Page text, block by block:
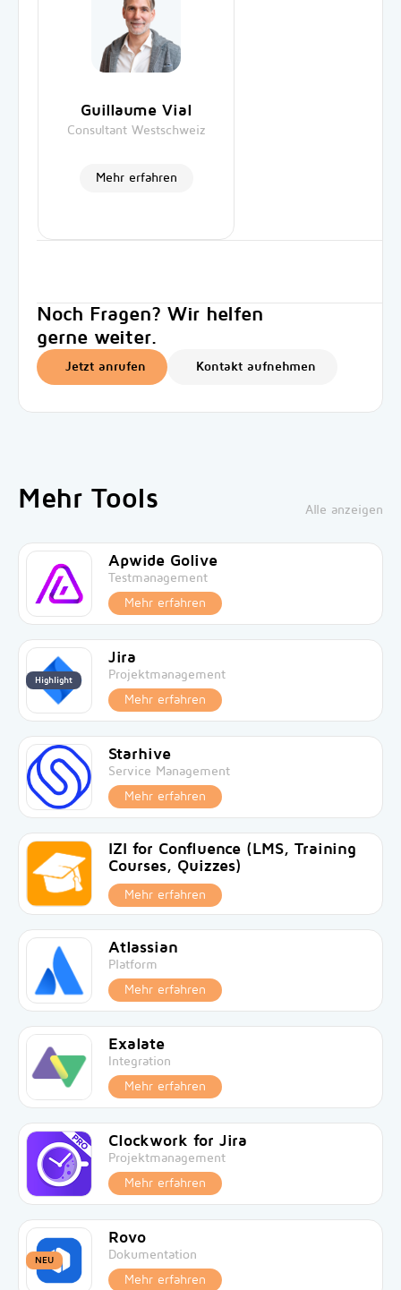
Guillaume Vial
Consultant Westschweiz
Mehr erfahren
Noch Fragen? Wir helfen
gerne weiter.
Jetzt anrufen Kontakt aufnehmen
Mehr Tools Alle anzeigen
Apwide Golive
Testmanagement
Mehr erfahren
Highlight
Jira
Projektmanagement
Mehr erfahren
Starhive
Service Management
Mehr erfahren
IZI for Confluence (LMS, Training
Courses, Quizzes)
Mehr erfahren
Atlassian
Platform
Mehr erfahren
Exalate
Integration
Mehr erfahren
Clockwork for Jira
Projektmanagement
Mehr erfahren
NEU
Rovo
Dokumentation
Mehr erfahren